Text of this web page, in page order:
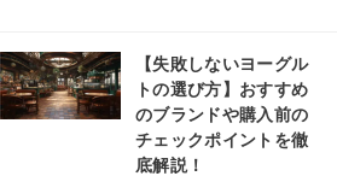
【失敗しないヨーグル
トの選び方】おすすめ
のブランドや購入前の
チェックポイントを徹
底解説！